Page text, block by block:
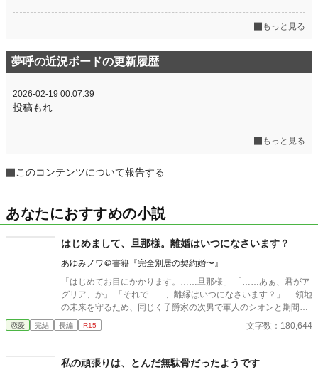
もっと見る
夢呼の近況ボードの更新履歴
2026-02-19 00:07:39
投稿もれ
もっと見る
このコンテンツについて報告する
あなたにおすすめの小説
はじめまして、旦那様。離婚はいつになさいます？
あゆみノワ＠書籍『完全別居の契約婚〜』
「はじめてお目にかかります。……旦那様」 「……あぁ、君がア
グリア、か」 「それで……、離縁はいつになさいます？」 領地
の未来を守るため、同じく子爵家の次男で軍人のシオンと期間限
定の契約婚をした貧乏貴族令嬢アグリア。 両家の顔合わせな
し、婚礼なし、一切の付き合いもなし。それどころかシオン本人
長らく戦地へと行っていたシオンと初対面することになった。
帰ってきたその日、アグリアは約束通り離縁を申し出たのだが―
恋愛 完結 長編 R15 文字数：180,644
私の頑張りは、とんだ無駄骨だったようです